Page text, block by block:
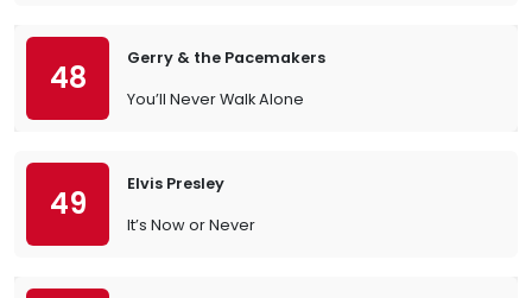
48
Gerry & the Pacemakers
You’ll Never Walk Alone
49
Elvis Presley
It’s Now or Never